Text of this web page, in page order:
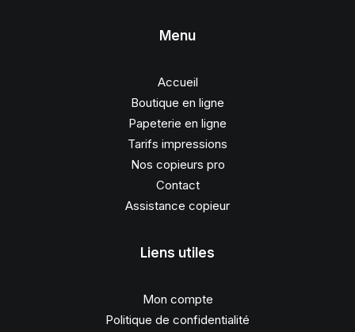
Menu
Accueil
Boutique en ligne
Papeterie en ligne
Tarifs impressions
Nos copieurs pro
Contact
Assistance copieur
Liens utiles
Mon compte
Politique de confidentialité